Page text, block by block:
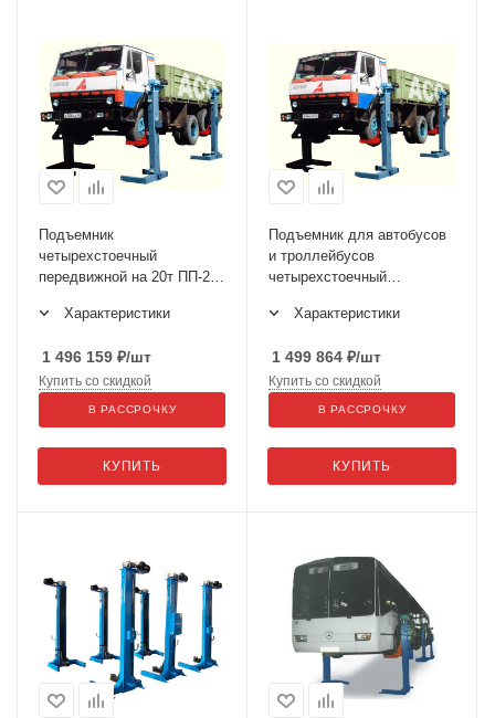
Подъемник
четырехстоечный
передвижной на 20т ПП-20
Характеристики
1 496 159 ₽/шт
КУПИТЬ
Купить со скидкой
В РАССРОЧКУ
Подъемник для автобусов
и троллейбусов
четырехстоечный
30т ПП-30М
Характеристики
1 499 864 ₽/шт
КУПИТЬ
Купить со скидкой
В РАССРОЧКУ